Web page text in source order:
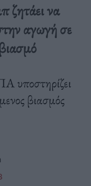
να
αγωγή σε
υποστηρίζει
βιασμός